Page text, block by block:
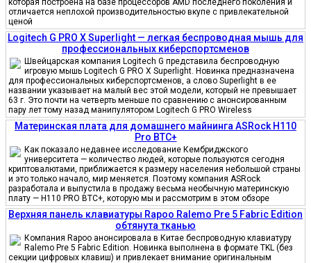
которая построена на базе процессоров AMD последнего поколения и
отличается неплохой производительностью вкупе с привлекательной
ценой
Logitech G PRO X Superlight — легкая беспроводная мышь для
профессиональных киберспортсменов
Швейцарская компания Logitech G представила беспроводную
игровую мышь Logitech G PRO X Superlight. Новинка предназначена
для профессиональных киберспортсменов, а слово Superlight в ее
названии указывает на малый вес этой модели, который не превышает
63 г. Это почти на четверть меньше по сравнению с анонсированным
пару лет тому назад манипулятором Logitech G PRO Wireless
Материнская плата для домашнего майнинга ASRock H110
Pro BTC+
Как показало недавнее исследование Кембриджского
университета — количество людей, которые пользуются сегодня
криптовалютами, приближается к размеру населения небольшой страны
и это только начало, мир меняется. Поэтому компания ASRock
разработала и выпустила в продажу весьма необычную материнскую
плату — H110 PRO BTC+, которую мы и рассмотрим в этом обзоре
Верхняя панель клавиатуры Rapoo Ralemo Pre 5 Fabric Edition
обтянута тканью
Компания Rapoo анонсировала в Китае беспроводную клавиатуру
Ralemo Pre 5 Fabric Edition. Новинка выполнена в формате TKL (без
секции цифровых клавиш) и привлекает внимание оригинальным